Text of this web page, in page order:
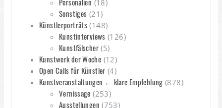
(18)
Sonstiges (21)
Künstlerporträts (148)
Kunstinterviews (126)
Kunstfälscher(5)
Kunstwerk der Woche (12)
Open Calls für Künstler (4)
Kunstveranstaltungen ← klare Empfehlung (878)
Vernissage (253)
Ausstellungen (753)